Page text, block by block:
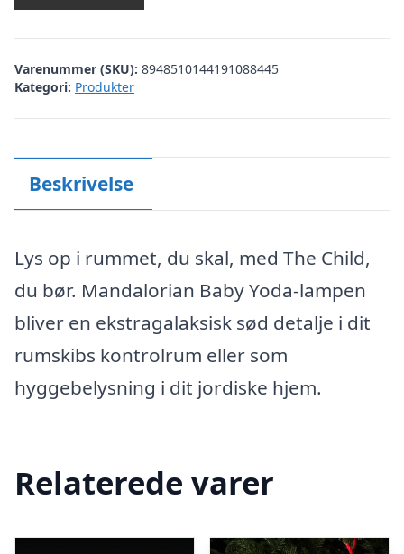
Varenummer (SKU): 8948510144191088445
Kategori: Produkter
Beskrivelse
Lys op i rummet, du skal, med The Child,
du bør. Mandalorian Baby Yoda-lampen
bliver en ekstragalaksisk sød detalje i dit
rumskibs kontrolrum eller som
hyggebelysning i dit jordiske hjem.
Relaterede varer